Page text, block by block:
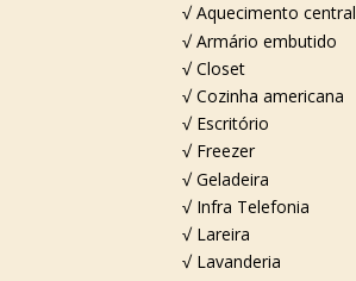
√ Aquecimento central
√ Armário embutido
√ Closet
√ Cozinha americana
√ Escritório
√ Freezer
√ Geladeira
√ Infra Telefonia
√ Lareira
√ Lavanderia